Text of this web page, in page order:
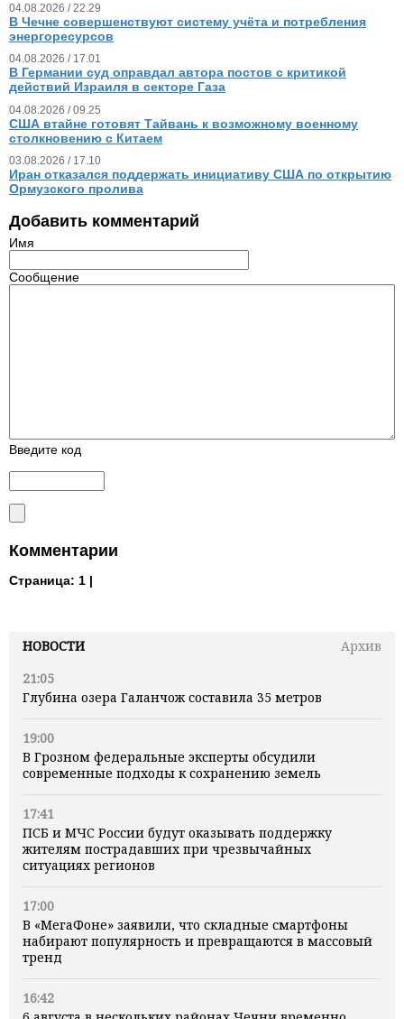
НОВОСТИ
Архив
21:05
Глубина озера Галанчож составила 35 метров
19:00
В Грозном федеральные эксперты обсудили
современные подходы к сохранению земель
17:41
ПСБ и МЧС России будут оказывать поддержку
жителям пострадавших при чрезвычайных
ситуациях регионов
17:00
В «МегаФоне» заявили, что складные смартфоны
набирают популярность и превращаются в массовый
тренд
16:42
04.08.2026 / 22.29
В Чечне совершенствуют систему учёта и потребления
энергоресурсов
04.08.2026 / 17.01
В Германии суд оправдал автора постов с критикой
действий Израиля в секторе Газа
04.08.2026 / 09.25
США втайне готовят Тайвань к возможному военному
столкновению с Китаем
03.08.2026 / 17.10
Иран отказался поддержать инициативу США по открытию
Ормузского пролива
Добавить комментарий
Имя
Сообщение
Введите код
Комментарии
Страница: 1 |